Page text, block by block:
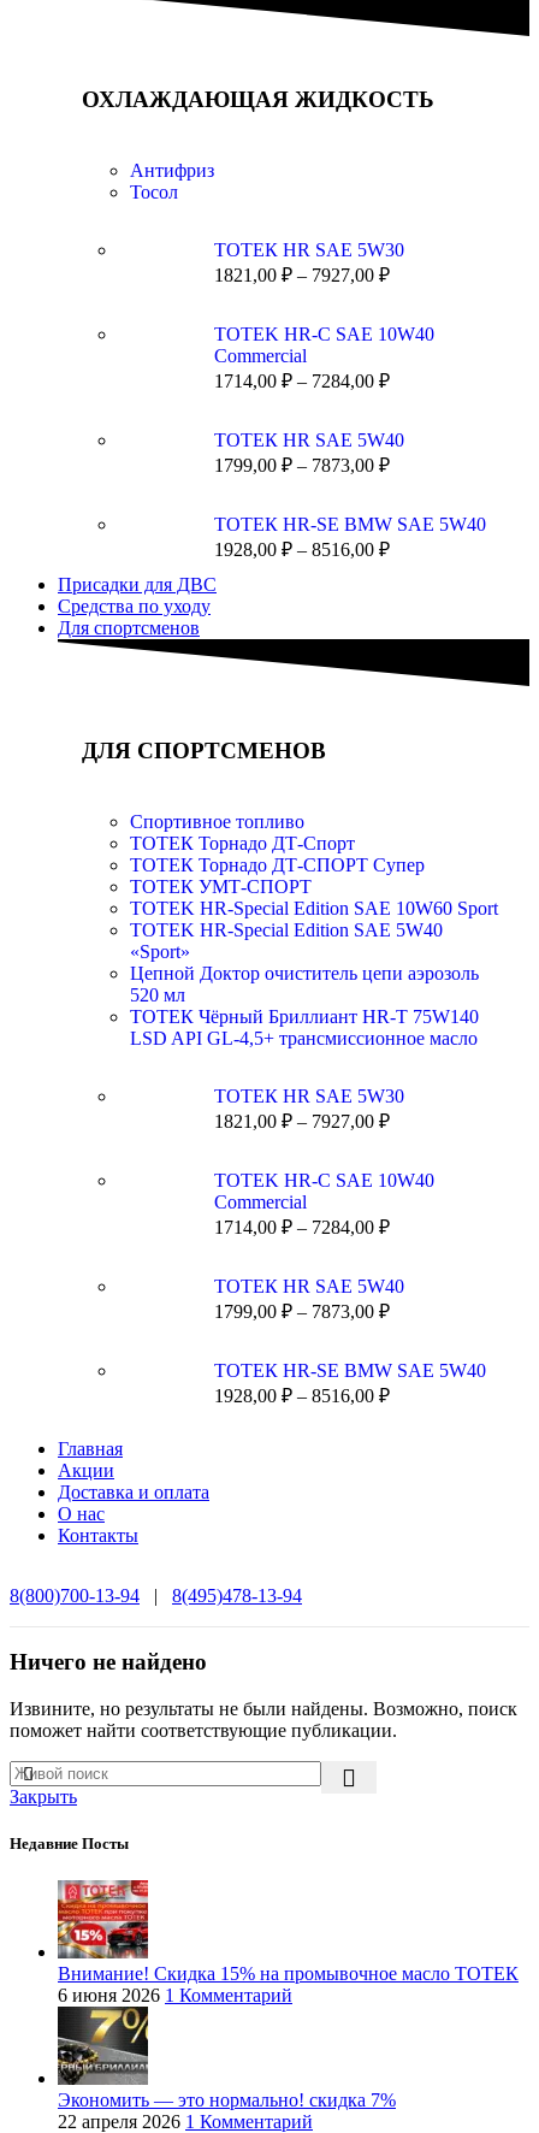
ОХЛАЖДАЮЩАЯ ЖИДКОСТЬ
Антифриз
Тосол
ТОТЕК HR SAE 5W30
1821,00 ₽ – 7927,00 ₽
TOTEK HR-C SAE 10W40
Commercial
1714,00 ₽ – 7284,00 ₽
ТОТЕК HR SAE 5W40
1799,00 ₽ – 7873,00 ₽
ТОТЕК HR-SE BMW SAE 5W40
1928,00 ₽ – 8516,00 ₽
Присадки для ДВС
Средства по уходу
Для спортсменов
ДЛЯ СПОРТСМЕНОВ
Спортивное топливо
ТОТЕК Торнадо ДТ-Спорт
ТОТЕК Торнадо ДТ-СПОРТ Супер
ТОТЕК УМТ-СПОРТ
TOTEK HR-Special Edition SAE 10W60 Sport
TOTEK HR-Special Edition SAE 5W40
«Sport»
Цепной Доктор очиститель цепи аэрозоль
520 мл
ТОТЕК Чёрный Бриллиант HR-T 75W140
LSD API GL-4,5+ трансмиссионное масло
ТОТЕК HR SAE 5W30
1821,00 ₽ – 7927,00 ₽
TOTEK HR-C SAE 10W40
Commercial
1714,00 ₽ – 7284,00 ₽
ТОТЕК HR SAE 5W40
1799,00 ₽ – 7873,00 ₽
ТОТЕК HR-SE BMW SAE 5W40
1928,00 ₽ – 8516,00 ₽
Главная
Акции
Доставка и оплата
О нас
Контакты
8(800)700-13-94 | 8(495)478-13-94
Ничего не найдено
Извините, но результаты не были найдены. Возможно, поиск
поможет найти соответствующие публикации.
Закрыть
Недавние Посты
Внимание! Скидка 15% на промывочное масло ТОТЕК
6 июня 2026 1 Комментарий
Экономить — это нормально! скидка 7%
22 апреля 2026 1 Комментарий